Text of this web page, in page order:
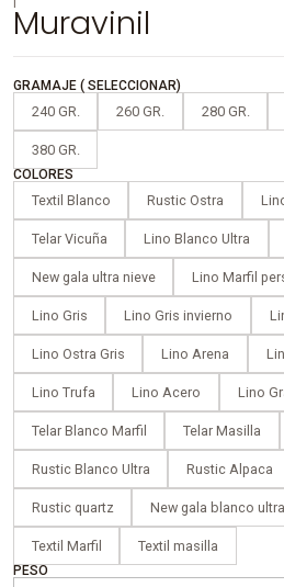
Muravinil
GRAMAJE ( SELECCIONAR)
240 GR. 260 GR. 280 GR.
380 GR.
COLORES
Textil Blanco Rustic Ostra
Telar Vicuña Lino Blanco Ultra
New gala ultra nieve Lino Marfil
Lino Gris Lino Gris invierno
Lino Ostra Gris Lino Arena
Lino Trufa Lino Acero Lino
Telar Blanco Marfil Telar Masilla
Rustic Blanco Ultra Rustic Alpaca
Rustic quartz New gala blanco ultra
Textil Marfil Textil masilla
PESO